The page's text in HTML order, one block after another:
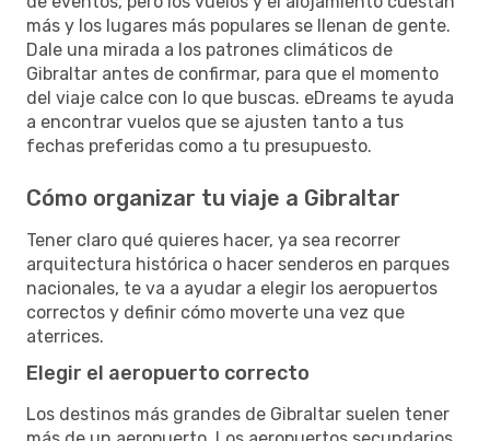
más y los lugares más populares se llenan de gente.
Dale una mirada a los patrones climáticos de
Gibraltar antes de confirmar, para que el momento
del viaje calce con lo que buscas. eDreams te ayuda
a encontrar vuelos que se ajusten tanto a tus
fechas preferidas como a tu presupuesto.
Cómo organizar tu viaje a Gibraltar
Tener claro qué quieres hacer, ya sea recorrer
arquitectura histórica o hacer senderos en parques
nacionales, te va a ayudar a elegir los aeropuertos
correctos y definir cómo moverte una vez que
aterrices.
Elegir el aeropuerto correcto
Los destinos más grandes de Gibraltar suelen tener